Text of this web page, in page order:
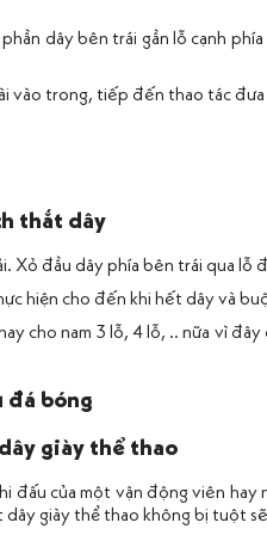
dây bên trái gần lỗ cạnh
vào trong, tiếp đến thao tác
Xỏ đầu dây phía bên trái qua lỗ
hiện cho đến khi hết dây và
cho nam 3 lỗ, 4 lỗ, .. nữa vì
đá bóng
của một vận động viên
giày thể thao không bị tuột